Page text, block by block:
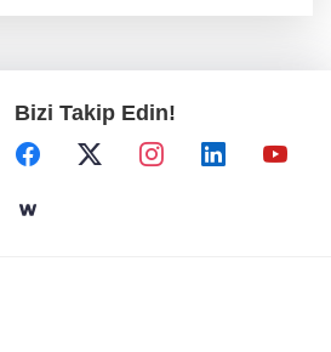
Yoncaları Atatürk Parkı'na ulaştı
Maltepe’de çocuklar kitapların renkli
Bizi Takip Edin!